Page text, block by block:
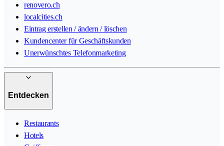
renovero.ch
localcities.ch
Eintrag erstellen / ändern / löschen
Kundencenter für Geschäftskunden
Unerwünschtes Telefonmarketing
Entdecken
Restaurants
Hotels